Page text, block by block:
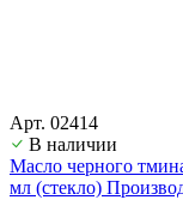
Арт. 02414
В наличии
Масло черного
мл (стекло)